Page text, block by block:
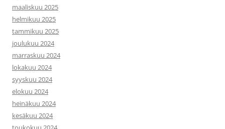
maaliskuu 2025
helmikuu 2025
tammikuu 2025
joulukuu 2024
marraskuu 2024
lokakuu 2024
syyskuu 2024
elokuu 2024
heinäkuu 2024
kesäkuu 2024